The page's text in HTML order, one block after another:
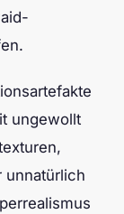
ungewollt
unnatürlich